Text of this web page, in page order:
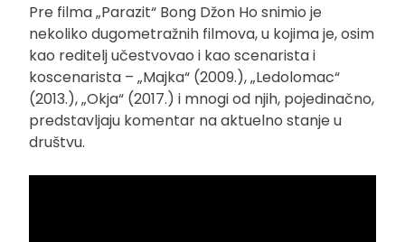
Pre filma „Parazit“ Bong Džon Ho snimio je
nekoliko dugometražnih filmova, u kojima je, osim
kao reditelj učestvovao i kao scenarista i
koscenarista – „Majka“ (2009.), „Ledolomac“
(2013.), „Okja“ (2017.) i mnogi od njih, pojedinačno,
predstavljaju komentar na aktuelno stanje u
društvu.